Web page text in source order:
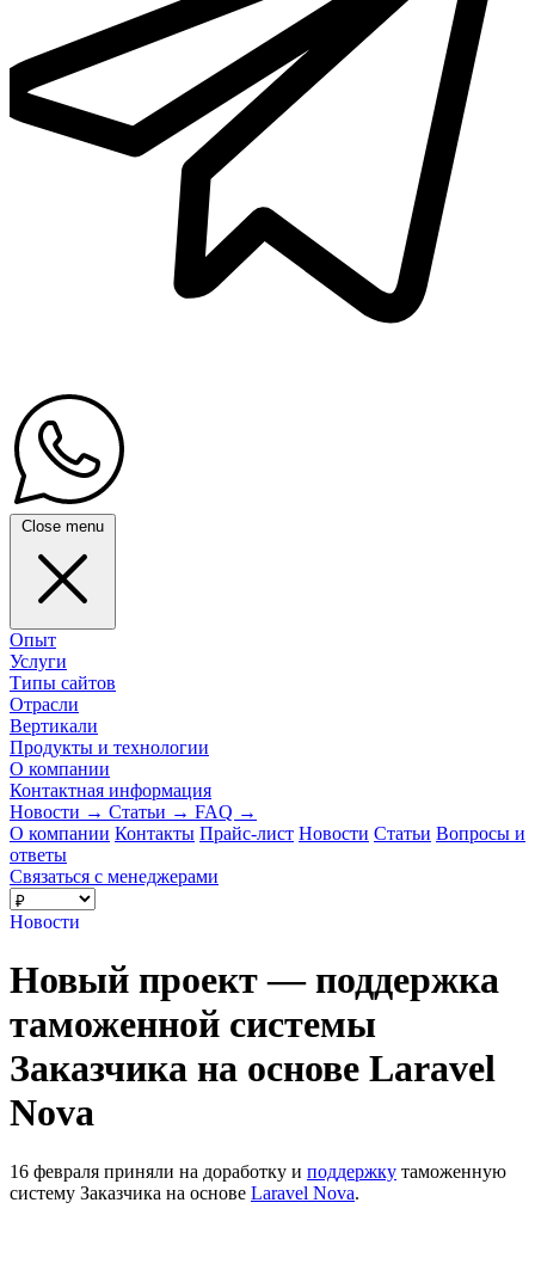
Close menu
Опыт
Услуги
Типы сайтов
Отрасли
Вертикали
Продукты и технологии
О компании
Контактная информация
Новости → Статьи → FAQ →
О компании Контакты Прайс-лист Новости Статьи Вопросы и
ответы
Связаться с менеджерами
Новости
Новый проект — поддержка
таможенной системы
Заказчика на основе Laravel
Nova
16 февраля приняли на доработку и поддержку таможенную
систему Заказчика на основе Laravel Nova.